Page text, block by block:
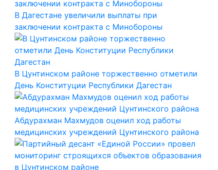
В Дагестане увеличили выплаты при
заключении контракта с Минобороны
В Цунтинском районе торжественно отметили
День Конституции Республики Дагестан
Абдурахман Махмудов оценил ход работы
медицинских учреждений Цунтинского района